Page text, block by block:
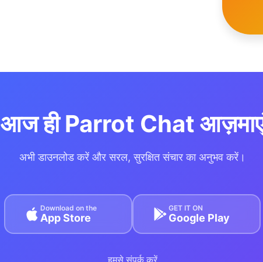
आज ही Parrot Chat
अभी डाउनलोड करें और सरल, सुरक्षित संचार का अनुभव करें।
Download on the
App Store
GET IT ON
Google Play
हमसे संपर्क करें